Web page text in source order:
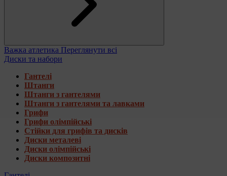
Важка атлетика Переглянути всі
Диски та набори
Гантелі
Штанги
Штанги з гантелями
Штанги з гантелями та лавками
Грифи
Грифи олімпійські
Стійки для грифів та дисків
Диски металеві
Диски олімпійські
Диски композитні